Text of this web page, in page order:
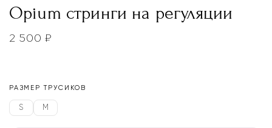
Opium стринги на регуляции
2 500₽
РАЗМЕР ТРУСИКОВ
S M